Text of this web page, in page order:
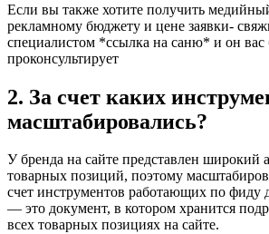
Если вы также хотите получить
рекламному бюджету и цене заявки-
специалистом *ссылка на саню* и он вас
проконсультирует
2. За счет каких
масштабировались?
У бренда на сайте представлен широкий
товарных позиций, поэтому
счет инструментов работающих по
— это документ, в котором хранится
всех товарных позициях на сайте.